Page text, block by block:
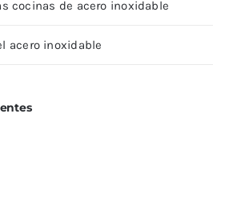
cocinas de acero inoxidable
acero inoxidable